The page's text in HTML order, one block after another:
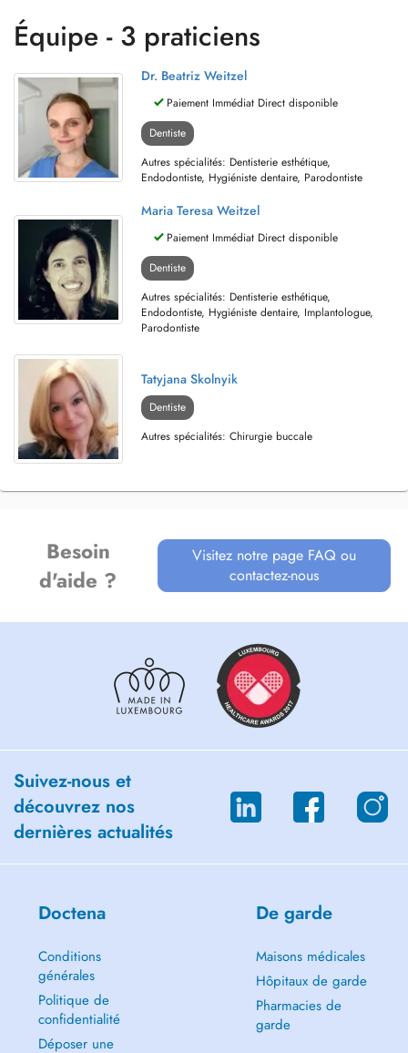
Équipe - 3 praticiens
Dr. Beatriz Weitzel
Paiement Immédiat Direct disponible
Dentiste
Autres spécialités: Dentisterie esthétique,
Endodontiste, Hygiéniste dentaire, Parodontiste
Maria Teresa Weitzel
Paiement Immédiat Direct disponible
Dentiste
Autres spécialités: Dentisterie esthétique,
Endodontiste, Hygiéniste dentaire, Implantologue,
Parodontiste
Tatyjana Skolnyik
Dentiste
Autres spécialités: Chirurgie buccale
Besoin
d'aide ?
Visitez notre page FAQ ou
contactez-nous
Suivez-nous et
découvrez nos
dernières actualités
Doctena
Conditions
générales
Politique de
confidentialité
Déposer une
De garde
Maisons médicales
Hôpitaux de garde
Pharmacies de
garde